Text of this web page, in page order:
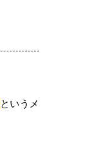
というメ